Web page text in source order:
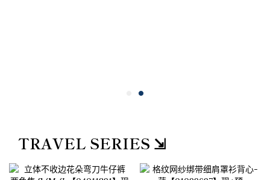
TRAVEL SERIES ⇲